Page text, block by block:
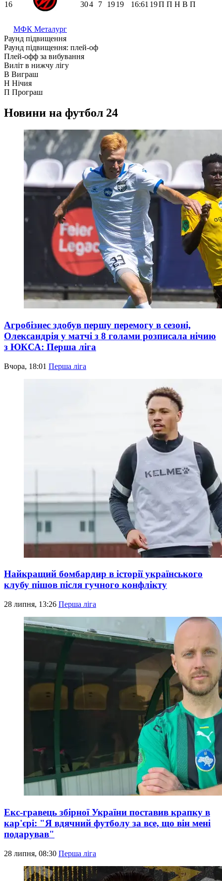
16
МФК Металург
304 7 1919 16:61 19П П Н В П
Раунд підвищення
Раунд підвищення: плей-оф
Плей-офф за вибування
Виліт в нижчу лігу
В Виграш
Н Нічия
П Програш
Новини на футбол 24
Агробізнес здобув першу перемогу в сезоні,
Олександрія у матчі з 8 голами розписала нічию
з ЮКСА: Перша ліга
Вчора, 18:01 Перша ліга
Найкращий бомбардир в історії українського
клубу пішов після гучного конфлікту
28 липня, 13:26 Перша ліга
Екс-гравець збірної України поставив крапку в
кар'єрі: "Я вдячний футболу за все, що він мені
подарував"
28 липня, 08:30 Перша ліга